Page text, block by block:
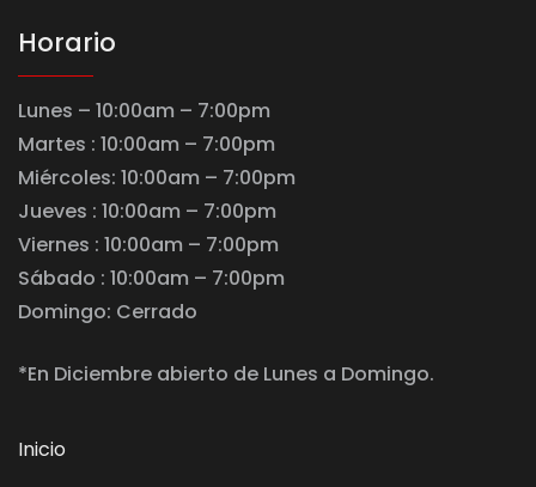
Horario
Lunes – 10:00am – 7:00pm
Martes : 10:00am – 7:00pm
Miércoles: 10:00am – 7:00pm
Jueves : 10:00am – 7:00pm
Viernes : 10:00am – 7:00pm
Sábado : 10:00am – 7:00pm
Domingo: Cerrado
*En Diciembre abierto de Lunes a Domingo.
Inicio